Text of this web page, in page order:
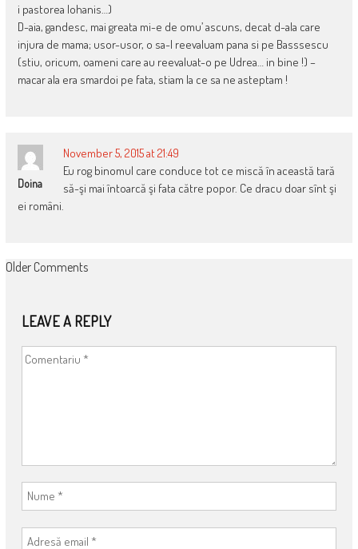
i pastorea Iohanis…)
D-aia, gandesc, mai greata mi-e de omu’ ascuns, decat d-ala care
injura de mama; usor-usor, o sa-l reevaluam pana si pe Basssescu
(stiu, oricum, oameni care au reevaluat-o pe Udrea… in bine !) –
macar ala era smardoi pe fata, stiam la ce sa ne asteptam !
Doina
November 5, 2015 at 21:49
Eu rog binomul care conduce tot ce miscă în această tară
să-şi mai întoarcă şi fata către popor. Ce dracu doar sînt şi
ei români.
COMMENT
Older Comments
LEAVE A REPLY